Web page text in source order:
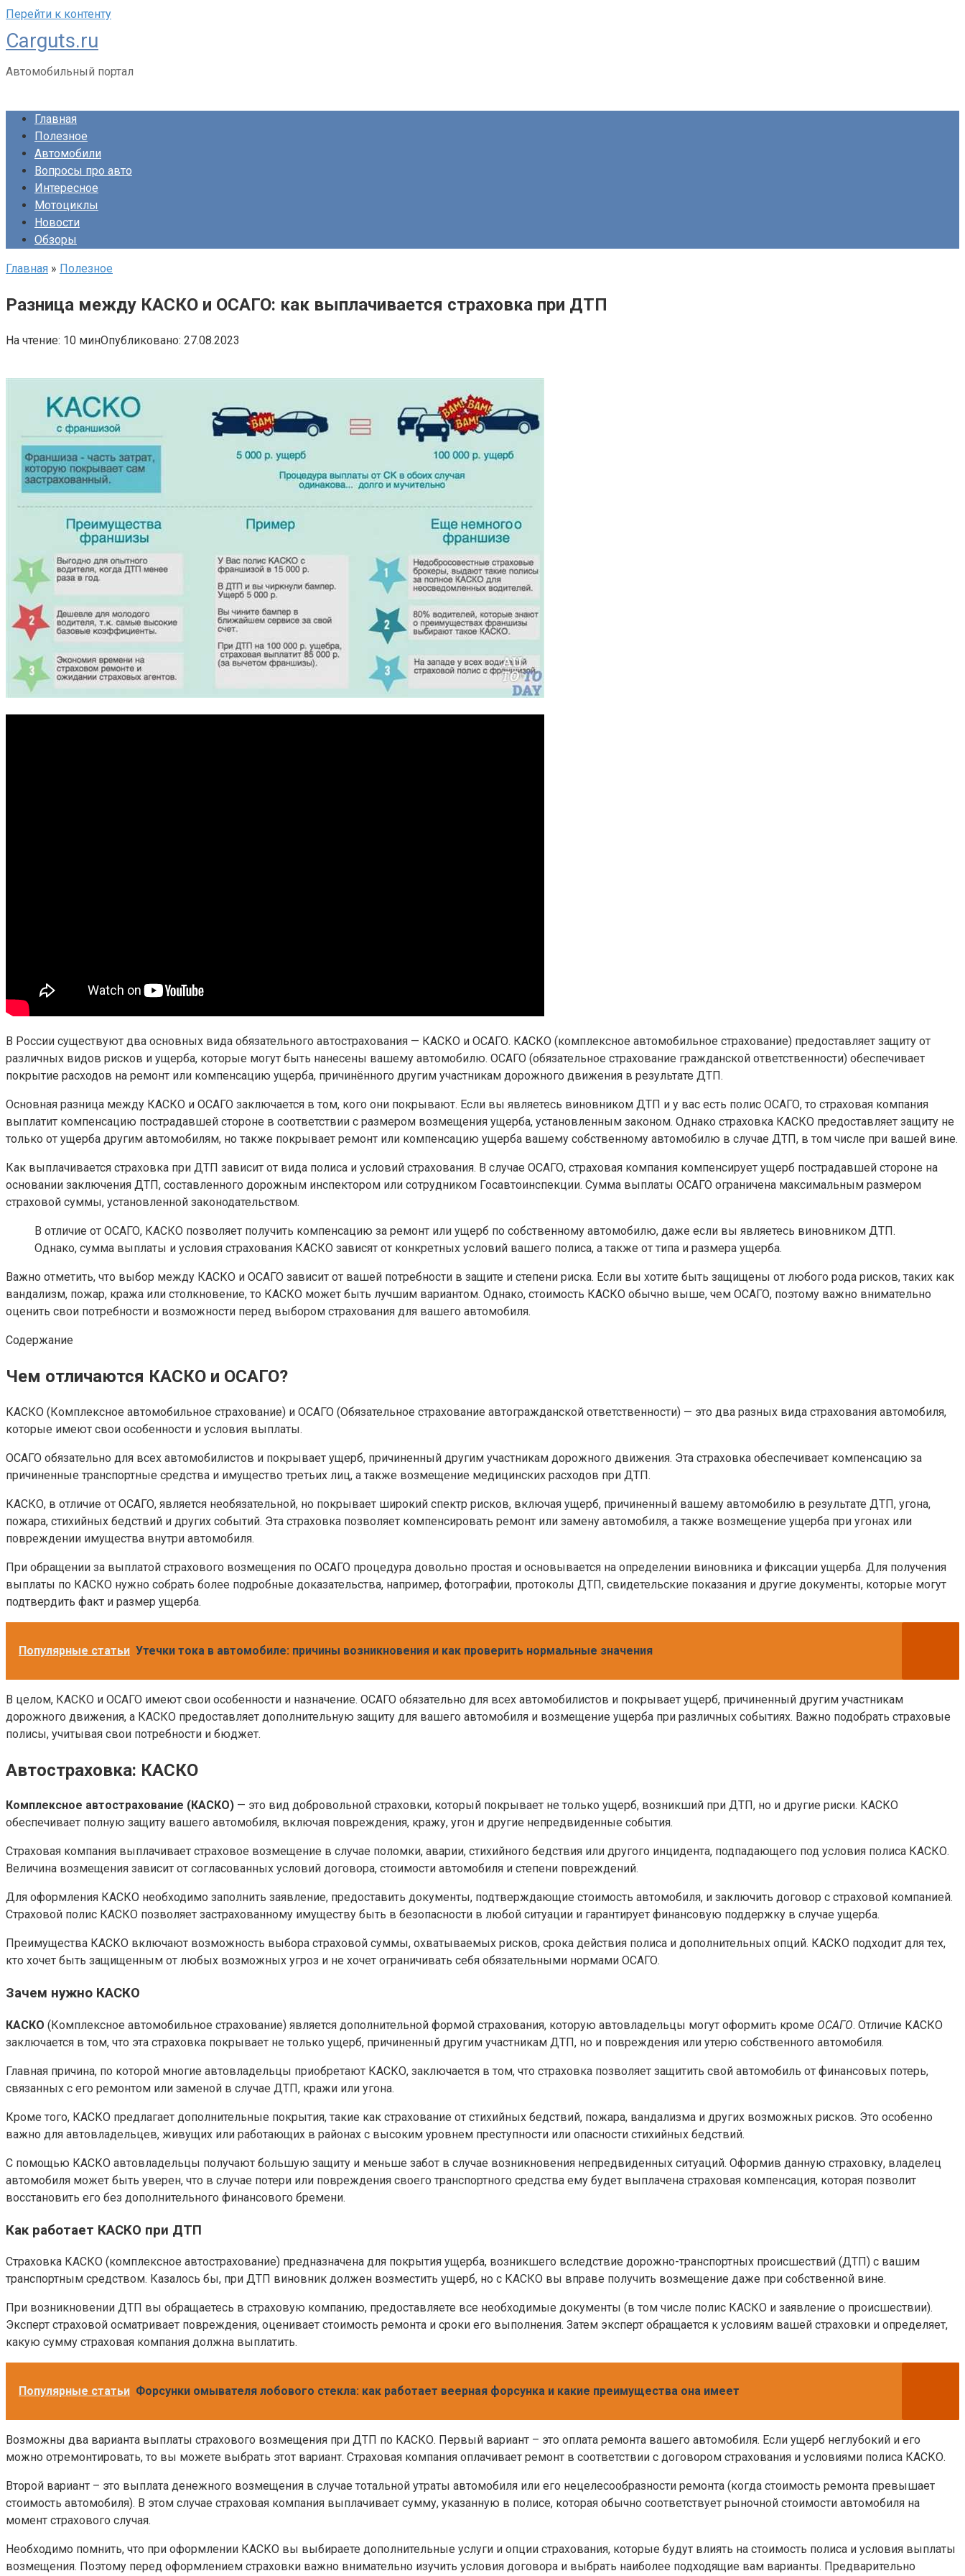
Перейти к контенту
Carguts.ru
Автомобильный портал
Главная
Полезное
Автомобили
Вопросы про авто
Интересное
Мотоциклы
Новости
Обзоры
Главная » Полезное
Разница между КАСКО и ОСАГО: как выплачивается страховка при ДТП
На чтение: 10 минОпубликовано: 27.08.2023
В России существуют два основных вида обязательного автострахования — КАСКО и ОСАГО. КАСКО (комплексное автомобильное страхование) предоставляет защиту от
различных видов рисков и ущерба, которые могут быть нанесены вашему автомобилю. ОСАГО (обязательное страхование гражданской ответственности) обеспечивает
покрытие расходов на ремонт или компенсацию ущерба, причинённого другим участникам дорожного движения в результате ДТП.
Основная разница между КАСКО и ОСАГО заключается в том, кого они покрывают. Если вы являетесь виновником ДТП и у вас есть полис ОСАГО, то страховая компания
выплатит компенсацию пострадавшей стороне в соответствии с размером возмещения ущерба, установленным законом. Однако страховка КАСКО предоставляет защиту не
только от ущерба другим автомобилям, но также покрывает ремонт или компенсацию ущерба вашему собственному автомобилю в случае ДТП, в том числе при вашей вине.
Как выплачивается страховка при ДТП зависит от вида полиса и условий страхования. В случае ОСАГО, страховая компания компенсирует ущерб пострадавшей стороне на
основании заключения ДТП, составленного дорожным инспектором или сотрудником Госавтоинспекции. Сумма выплаты ОСАГО ограничена максимальным размером
страховой суммы, установленной законодательством.
В отличие от ОСАГО, КАСКО позволяет получить компенсацию за ремонт или ущерб по собственному автомобилю, даже если вы являетесь виновником ДТП.
Однако, сумма выплаты и условия страхования КАСКО зависят от конкретных условий вашего полиса, а также от типа и размера ущерба.
Важно отметить, что выбор между КАСКО и ОСАГО зависит от вашей потребности в защите и степени риска. Если вы хотите быть защищены от любого рода рисков, таких как
вандализм, пожар, кража или столкновение, то КАСКО может быть лучшим вариантом. Однако, стоимость КАСКО обычно выше, чем ОСАГО, поэтому важно внимательно
оценить свои потребности и возможности перед выбором страхования для вашего автомобиля.
Содержание
Чем отличаются КАСКО и ОСАГО?
КАСКО (Комплексное автомобильное страхование) и ОСАГО (Обязательное страхование автогражданской ответственности) — это два разных вида страхования автомобиля,
которые имеют свои особенности и условия выплаты.
ОСАГО обязательно для всех автомобилистов и покрывает ущерб, причиненный другим участникам дорожного движения. Эта страховка обеспечивает компенсацию за
причиненные транспортные средства и имущество третьих лиц, а также возмещение медицинских расходов при ДТП.
КАСКО, в отличие от ОСАГО, является необязательной, но покрывает широкий спектр рисков, включая ущерб, причиненный вашему автомобилю в результате ДТП, угона,
пожара, стихийных бедствий и других событий. Эта страховка позволяет компенсировать ремонт или замену автомобиля, а также возмещение ущерба при угонах или
повреждении имущества внутри автомобиля.
При обращении за выплатой страхового возмещения по ОСАГО процедура довольно простая и основывается на определении виновника и фиксации ущерба. Для получения
выплаты по КАСКО нужно собрать более подробные доказательства, например, фотографии, протоколы ДТП, свидетельские показания и другие документы, которые могут
подтвердить факт и размер ущерба.
Популярные статьи Утечки тока в автомобиле: причины возникновения и как проверить нормальные значения
В целом, КАСКО и ОСАГО имеют свои особенности и назначение. ОСАГО обязательно для всех автомобилистов и покрывает ущерб, причиненный другим участникам
дорожного движения, а КАСКО предоставляет дополнительную защиту для вашего автомобиля и возмещение ущерба при различных событиях. Важно подобрать страховые
полисы, учитывая свои потребности и бюджет.
Автостраховка: КАСКО
Комплексное автострахование (КАСКО) — это вид добровольной страховки, который покрывает не только ущерб, возникший при ДТП, но и другие риски. КАСКО
обеспечивает полную защиту вашего автомобиля, включая повреждения, кражу, угон и другие непредвиденные события.
Страховая компания выплачивает страховое возмещение в случае поломки, аварии, стихийного бедствия или другого инцидента, подпадающего под условия полиса КАСКО.
Величина возмещения зависит от согласованных условий договора, стоимости автомобиля и степени повреждений.
Для оформления КАСКО необходимо заполнить заявление, предоставить документы, подтверждающие стоимость автомобиля, и заключить договор с страховой компанией.
Страховой полис КАСКО позволяет застрахованному имуществу быть в безопасности в любой ситуации и гарантирует финансовую поддержку в случае ущерба.
Преимущества КАСКО включают возможность выбора страховой суммы, охватываемых рисков, срока действия полиса и дополнительных опций. КАСКО подходит для тех,
кто хочет быть защищенным от любых возможных угроз и не хочет ограничивать себя обязательными нормами ОСАГО.
Зачем нужно КАСКО
КАСКО (Комплексное автомобильное страхование) является дополнительной формой страхования, которую автовладельцы могут оформить кроме ОСАГО. Отличие КАСКО
заключается в том, что эта страховка покрывает не только ущерб, причиненный другим участникам ДТП, но и повреждения или утерю собственного автомобиля.
Главная причина, по которой многие автовладельцы приобретают КАСКО, заключается в том, что страховка позволяет защитить свой автомобиль от финансовых потерь,
связанных с его ремонтом или заменой в случае ДТП, кражи или угона.
Кроме того, КАСКО предлагает дополнительные покрытия, такие как страхование от стихийных бедствий, пожара, вандализма и других возможных рисков. Это особенно
важно для автовладельцев, живущих или работающих в районах с высоким уровнем преступности или опасности стихийных бедствий.
С помощью КАСКО автовладельцы получают большую защиту и меньше забот в случае возникновения непредвиденных ситуаций. Оформив данную страховку, владелец
автомобиля может быть уверен, что в случае потери или повреждения своего транспортного средства ему будет выплачена страховая компенсация, которая позволит
восстановить его без дополнительного финансового бремени.
Как работает КАСКО при ДТП
Страховка КАСКО (комплексное автострахование) предназначена для покрытия ущерба, возникшего вследствие дорожно-транспортных происшествий (ДТП) с вашим
транспортным средством. Казалось бы, при ДТП виновник должен возместить ущерб, но с КАСКО вы вправе получить возмещение даже при собственной вине.
При возникновении ДТП вы обращаетесь в страховую компанию, предоставляете все необходимые документы (в том числе полис КАСКО и заявление о происшествии).
Эксперт страховой осматривает повреждения, оценивает стоимость ремонта и сроки его выполнения. Затем эксперт обращается к условиям вашей страховки и определяет,
какую сумму страховая компания должна выплатить.
Популярные статьи Форсунки омывателя лобового стекла: как работает веерная форсунка и какие преимущества она имеет
Возможны два варианта выплаты страхового возмещения при ДТП по КАСКО. Первый вариант – это оплата ремонта вашего автомобиля. Если ущерб неглубокий и его
можно отремонтировать, то вы можете выбрать этот вариант. Страховая компания оплачивает ремонт в соответствии с договором страхования и условиями полиса КАСКО.
Второй вариант – это выплата денежного возмещения в случае тотальной утраты автомобиля или его нецелесообразности ремонта (когда стоимость ремонта превышает
стоимость автомобиля). В этом случае страховая компания выплачивает сумму, указанную в полисе, которая обычно соответствует рыночной стоимости автомобиля на
момент страхового случая.
Необходимо помнить, что при оформлении КАСКО вы выбираете дополнительные услуги и опции страхования, которые будут влиять на стоимость полиса и условия выплаты
возмещения. Поэтому перед оформлением страховки важно внимательно изучить условия договора и выбрать наиболее подходящие вам варианты. Предварительно